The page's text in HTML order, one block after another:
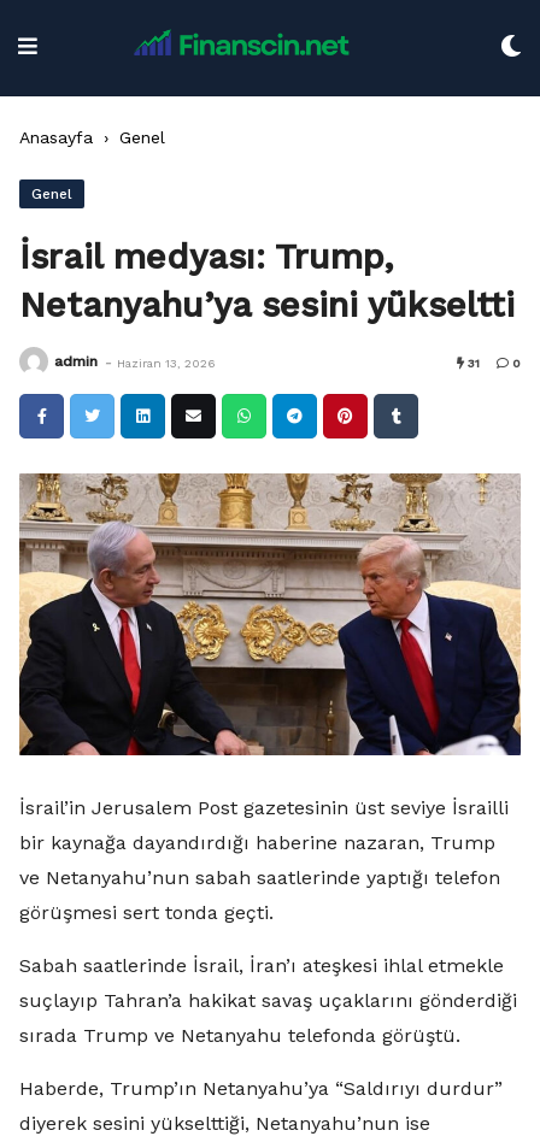
Anasayfa › Genel
Genel
İsrail medyası: Trump,
Netanyahu’ya sesini yükseltti
admin - Haziran 13, 2026 31 0
İsrail’in Jerusalem Post gazetesinin üst seviye İsrailli
bir kaynağa dayandırdığı haberine nazaran, Trump
ve Netanyahu’nun sabah saatlerinde yaptığı telefon
görüşmesi sert tonda geçti.
Sabah saatlerinde İsrail, İran’ı ateşkesi ihlal etmekle
suçlayıp Tahran’a hakikat savaş uçaklarını gönderdiği
sırada Trump ve Netanyahu telefonda görüştü.
Haberde, Trump’ın Netanyahu’ya “Saldırıyı durdur”
diyerek sesini yükselttiği, Netanyahu’nun ise